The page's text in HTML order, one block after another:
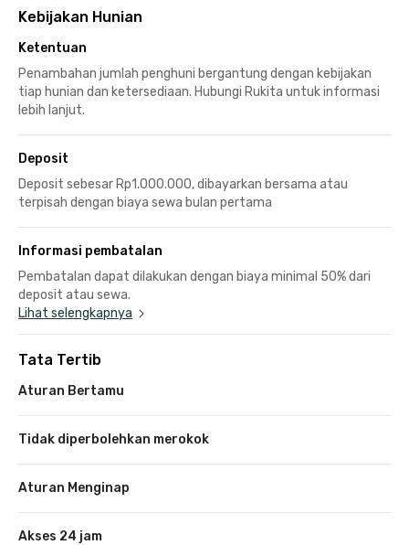
Kebijakan Hunian
Ketentuan
Penambahan jumlah penghuni bergantung dengan kebijakan
tiap hunian dan ketersediaan. Hubungi Rukita untuk informasi
lebih lanjut.
Deposit
Deposit sebesar Rp1.000.000, dibayarkan bersama atau
terpisah dengan biaya sewa bulan pertama
Informasi pembatalan
Pembatalan dapat dilakukan dengan biaya minimal 50% dari
deposit atau sewa.
Lihat selengkapnya
Tata Tertib
Aturan Bertamu
Tidak diperbolehkan merokok
Aturan Menginap
Akses 24 jam